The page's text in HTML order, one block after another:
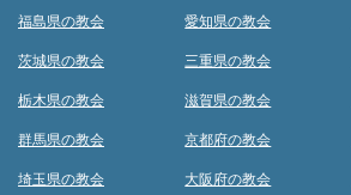
福島県の教会
茨城県の教会
栃木県の教会
群馬県の教会
埼玉県の教会
愛知県の教会
三重県の教会
滋賀県の教会
京都府の教会
大阪府の教会